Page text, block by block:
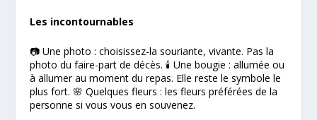
Les incontournables
📷 Une photo : choisissez-la souriante, vivante. Pas la
photo du faire-part de décès. 🕯️ Une bougie : allumée ou
à allumer au moment du repas. Elle reste le symbole le
plus fort. 🌸 Quelques fleurs : les fleurs préférées de la
personne si vous vous en souvenez.